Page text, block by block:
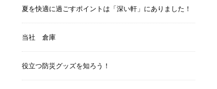
夏を快適に過ごすポイントは「深い軒」にありました！
当社 倉庫
役立つ防災グッズを知ろう！